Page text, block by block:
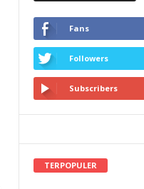
Fans
Followers
Subscribers
TERPOPULER